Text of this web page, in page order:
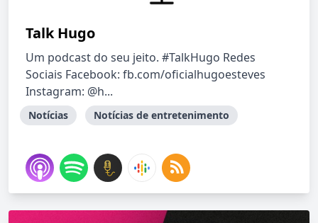
Talk Hugo
Um podcast do seu jeito. #TalkHugo Redes
Sociais Facebook: fb.com/oficialhugoesteves
Instagram: @h...
Notícias Notícias de entretenimento